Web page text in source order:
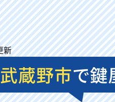
新
武蔵野市で鍵